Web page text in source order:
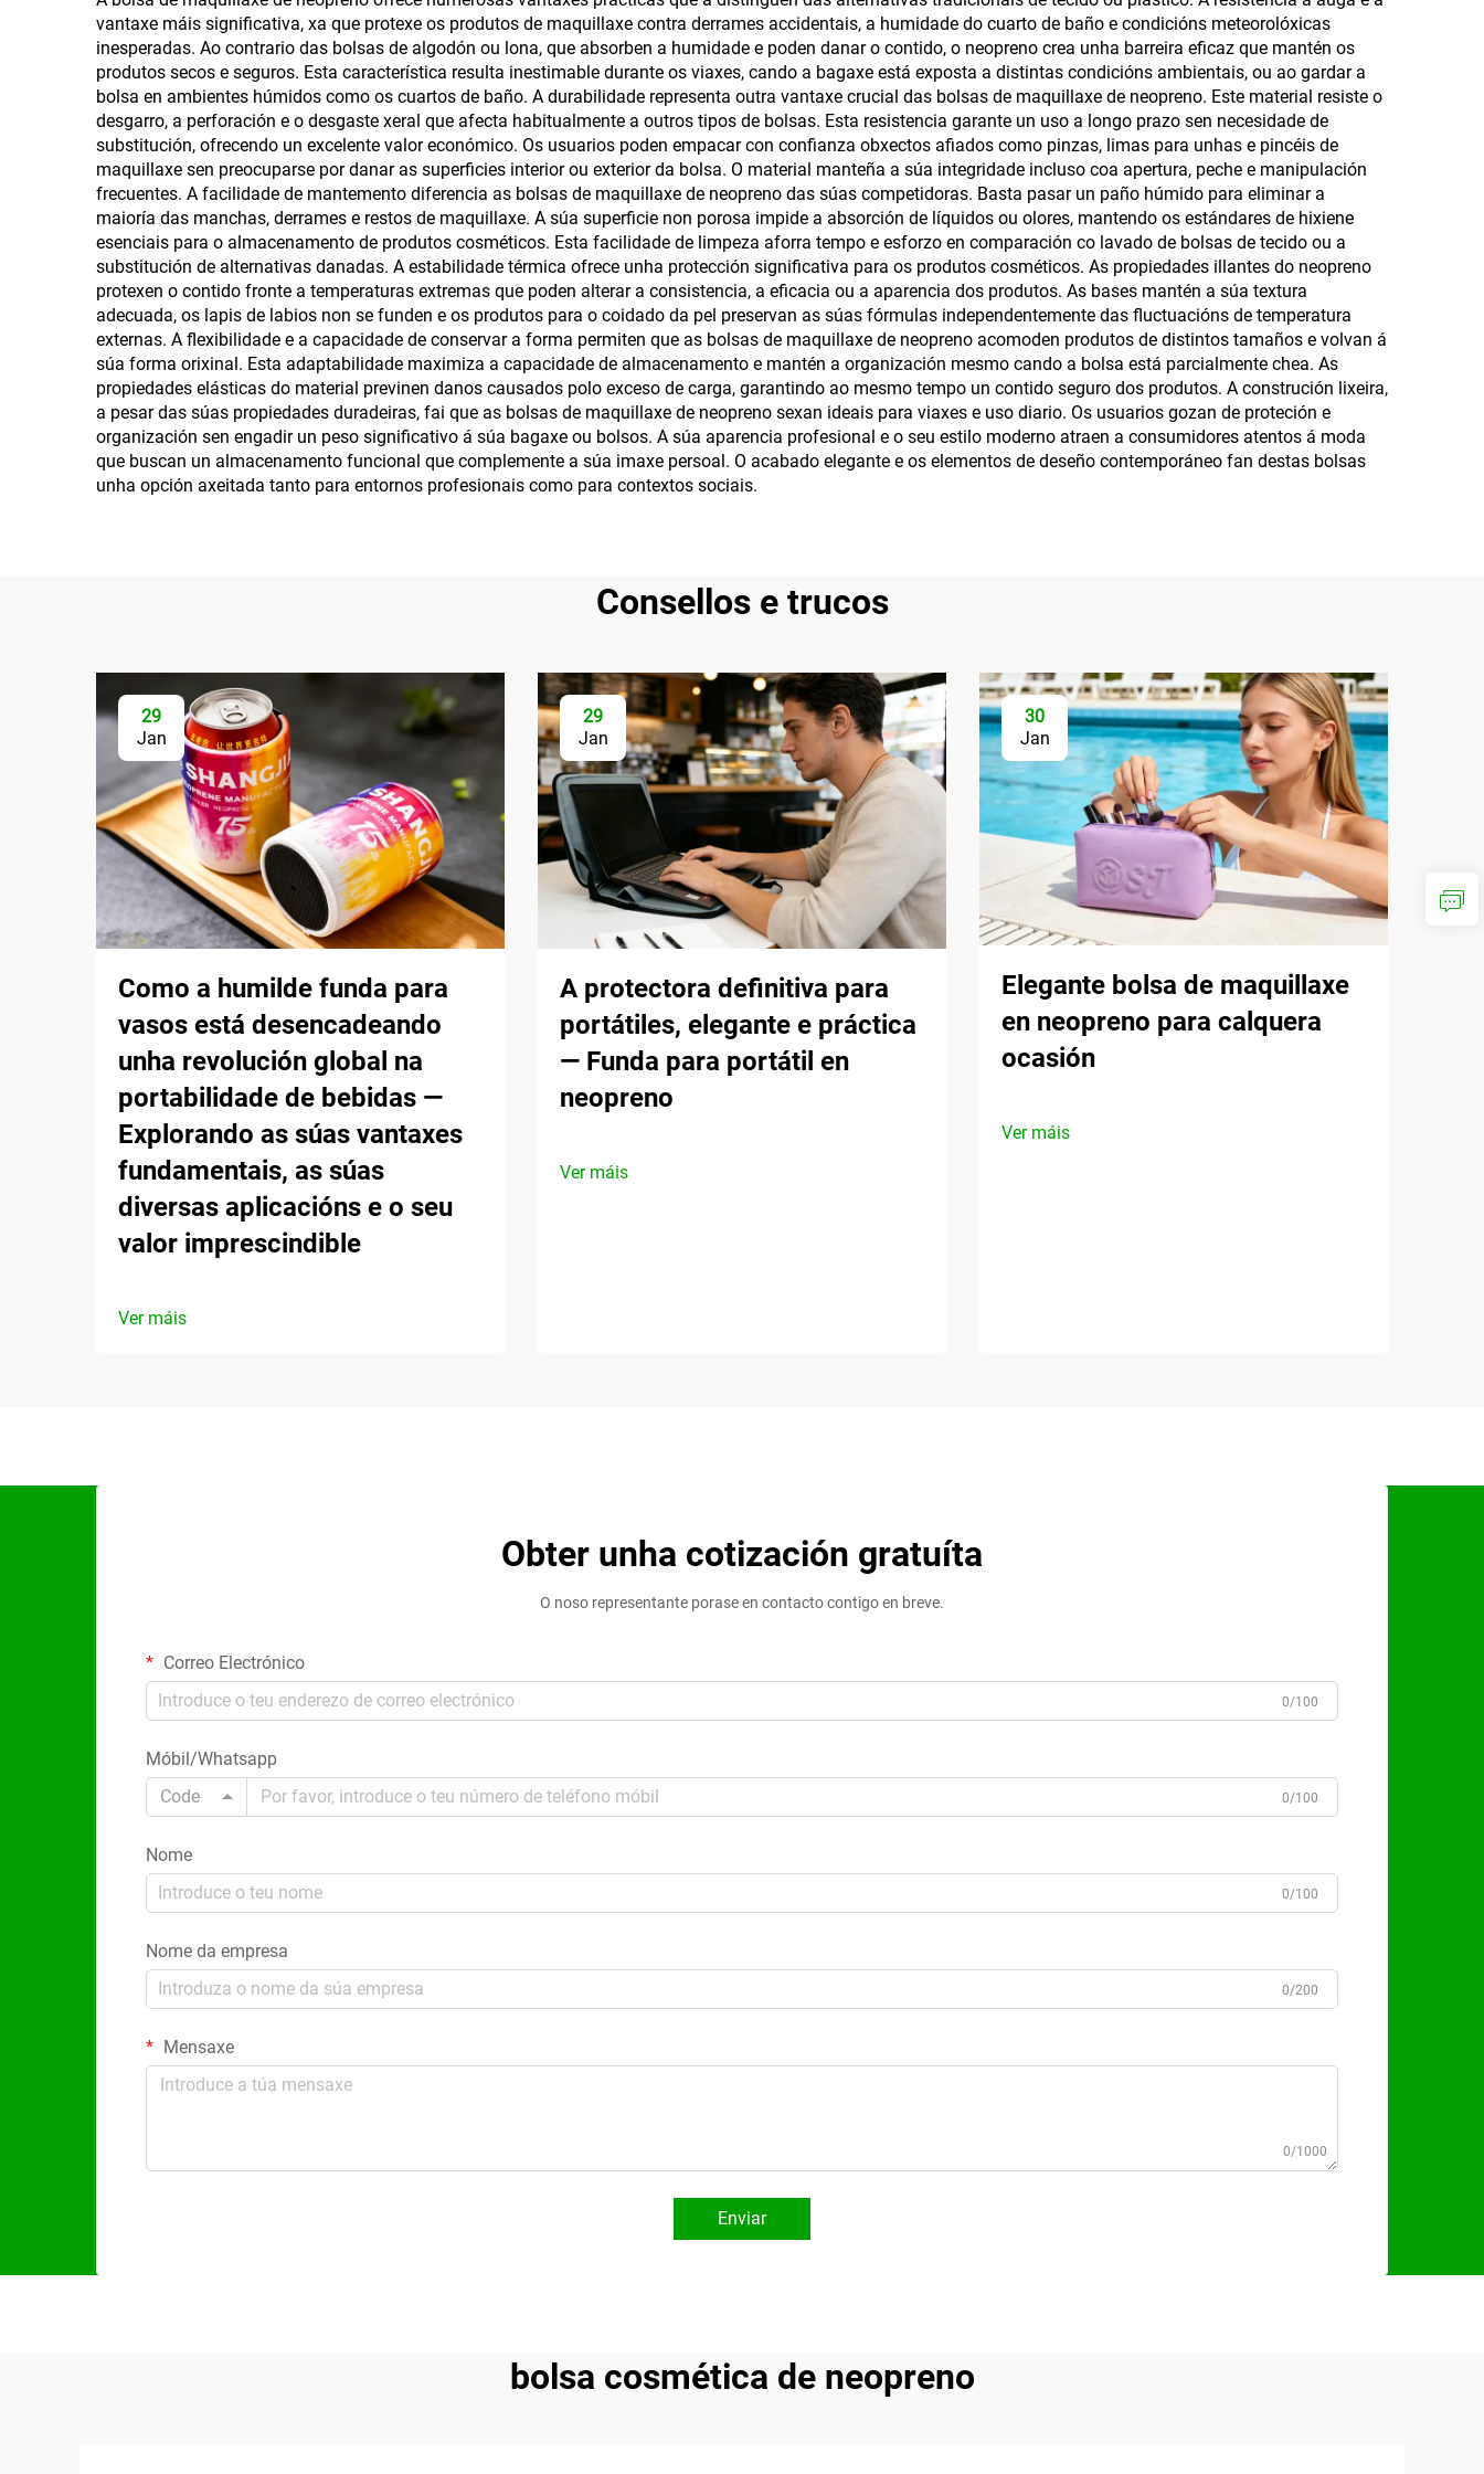
Organizador estanco
para artigos de tocador,
ideal para viaxes.
bolsa de viaxe para
maquillaxe, bolsa de
neopreno con
cremalleira para
almacenamento
para botellas curtas
térmicas para latas de
bebida
vantaxe máis significativa, xa que protexe os produtos de maquillaxe contra derrames accidentais, a humidade do cuarto de baño e condicións meteorolóxicas
inesperadas. Ao contrario das bolsas de algodón ou lona, que absorben a humidade e poden danar o contido, o neopreno crea unha barreira eficaz que mantén os
produtos secos e seguros. Esta característica resulta inestimable durante os viaxes, cando a bagaxe está exposta a distintas condicións ambientais, ou ao gardar a
bolsa en ambientes húmidos como os cuartos de baño. A durabilidade representa outra vantaxe crucial das bolsas de maquillaxe de neopreno. Este material resiste o
desgarro, a perforación e o desgaste xeral que afecta habitualmente a outros tipos de bolsas. Esta resistencia garante un uso a longo prazo sen necesidade de
substitución, ofrecendo un excelente valor económico. Os usuarios poden empacar con confianza obxectos afiados como pinzas, limas para unhas e pincéis de
maquillaxe sen preocuparse por danar as superficies interior ou exterior da bolsa. O material manteña a súa integridade incluso coa apertura, peche e manipulación
frecuentes. A facilidade de mantemento diferencia as bolsas de maquillaxe de neopreno das súas competidoras. Basta pasar un paño húmido para eliminar a
maioría das manchas, derrames e restos de maquillaxe. A súa superficie non porosa impide a absorción de líquidos ou olores, mantendo os estándares de hixiene
esenciais para o almacenamento de produtos cosméticos. Esta facilidade de limpeza aforra tempo e esforzo en comparación co lavado de bolsas de tecido ou a
substitución de alternativas danadas. A estabilidade térmica ofrece unha protección significativa para os produtos cosméticos. As propiedades illantes do neopreno
protexen o contido fronte a temperaturas extremas que poden alterar a consistencia, a eficacia ou a aparencia dos produtos. As bases mantén a súa textura
adecuada, os lapis de labios non se funden e os produtos para o coidado da pel preservan as súas fórmulas independentemente das fluctuacións de temperatura
externas. A flexibilidade e a capacidade de conservar a forma permiten que as bolsas de maquillaxe de neopreno acomoden produtos de distintos tamaños e volvan á
súa forma orixinal. Esta adaptabilidade maximiza a capacidade de almacenamento e mantén a organización mesmo cando a bolsa está parcialmente chea. As
propiedades elásticas do material previnen danos causados polo exceso de carga, garantindo ao mesmo tempo un contido seguro dos produtos. A construción lixeira,
a pesar das súas propiedades duradeiras, fai que as bolsas de maquillaxe de neopreno sexan ideais para viaxes e uso diario. Os usuarios gozan de proteción e
organización sen engadir un peso significativo á súa bagaxe ou bolsos. A súa aparencia profesional e o seu estilo moderno atraen a consumidores atentos á moda
que buscan un almacenamento funcional que complemente a súa imaxe persoal. O acabado elegante e os elementos de deseño contemporáneo fan destas bolsas
unha opción axeitada tanto para entornos profesionais como para contextos sociais.
Consellos e trucos
29
Jan
Como a humilde funda para
vasos está desencadeando
unha revolución global na
portabilidade de bebidas —
Explorando as súas vantaxes
fundamentais, as súas
diversas aplicacións e o seu
valor imprescindible
Ver máis
29
Jan
A protectora definitiva para
portátiles, elegante e práctica
— Funda para portátil en
neopreno
Ver máis
30
Jan
Elegante bolsa de maquillaxe
en neopreno para calquera
ocasión
Ver máis
Obter unha cotización gratuíta
O noso representante porase en contacto contigo en breve.
Correo Electrónico
0/100
Móbil/Whatsapp
Code
0/100
Nome
0/100
Nome da empresa
0/200
Mensaxe
0/1000
Enviar
bolsa cosmética de neopreno